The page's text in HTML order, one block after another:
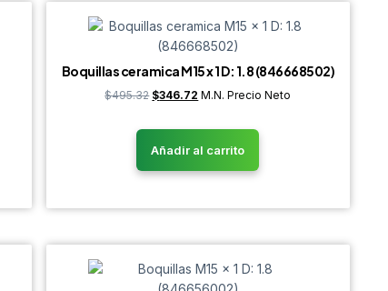
Boquillas ceramica M15 x 1 D: 1.8 (846668502)
$495.32 $346.72 M.N. Precio Neto
Añadir al carrito